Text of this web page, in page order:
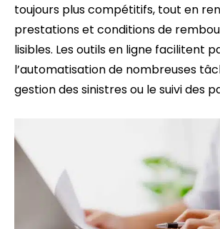
toujours plus compétitifs, tout en
prestations et conditions de
lisibles. Les outils en ligne facilitent
l’automatisation de nombreuses
gestion des sinistres ou le suivi des